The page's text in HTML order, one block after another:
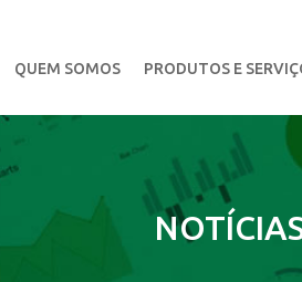
QUEM SOMOS PRODUTOS E